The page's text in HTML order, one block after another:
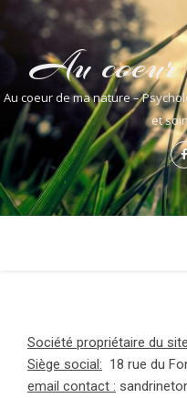
Au coeur
Au coeur de ma nature –
et
Société propriétaire du site
Siège social: 18 rue du
email contact :